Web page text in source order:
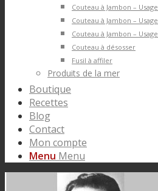
Couteau à Jambon –
Couteau à Jambon –
Couteau à Jambon –
Couteau à désosser
Fusil à affiler
Produits de la mer
Boutique
Recettes
Blog
Contact
Mon compte
Menu Menu